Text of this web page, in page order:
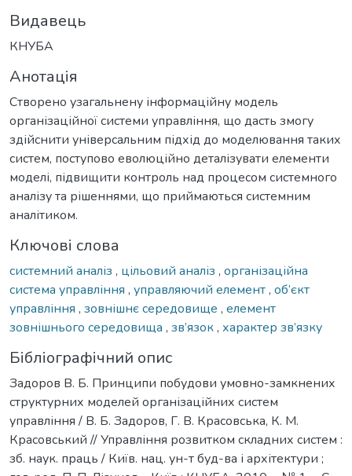
Видавець
КНУБА
Анотація
Створено узагальнену інформаційну модель
організаційної системи управління, що дасть змогу
здійснити універсальним підхід до моделювання таких
систем, поступово еволюційно деталізувати елементи
моделі, підвищити контроль над процесом системного
аналізу та рішеннями, що приймаються системним
аналітиком.
Ключові слова
системний аналіз , цільовий аналіз , організаційна
система управління , управляючий елемент, об’єкт
управління , зовнішнє середовище , елемент
зовнішнього середовища , зв’язок, характер зв’язку
Бібліографічний опис
Задоров В. Б. Принципи побудови умовно-замкнених
структурних моделей організаційних систем
управління / В. Б. Задоров, Г. В. Красовська, К. М.
Красовський // Управління розвитком складних систем :
зб. наук. праць / Київ. нац. ун-т буд-ва і архітектури ;